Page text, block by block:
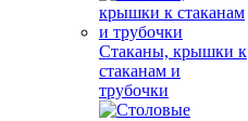
Стаканы, крышки к
стаканам и
трубочки